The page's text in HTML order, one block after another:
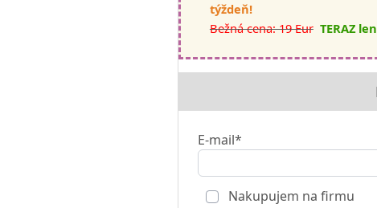
týždeň!
Bežná cena: 19 Eur TERAZ
E-mail*
Nakupujem na firmu